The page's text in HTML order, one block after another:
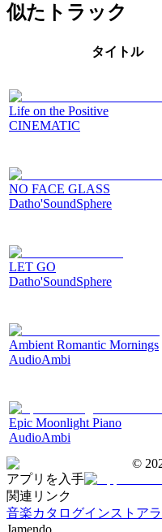
似たトラック
タイトル
Life on the Positive
CINEMATIC
NO FACE GLASS
Datho'SoundSphere
LET GO
Datho'SoundSphere
Ambient Romantic Mornings
AudioAmbi
Epic Moonlight Piano
AudioAmbi
©
アプリを入手
関連リンク
音楽カタログインストア
Jamendo